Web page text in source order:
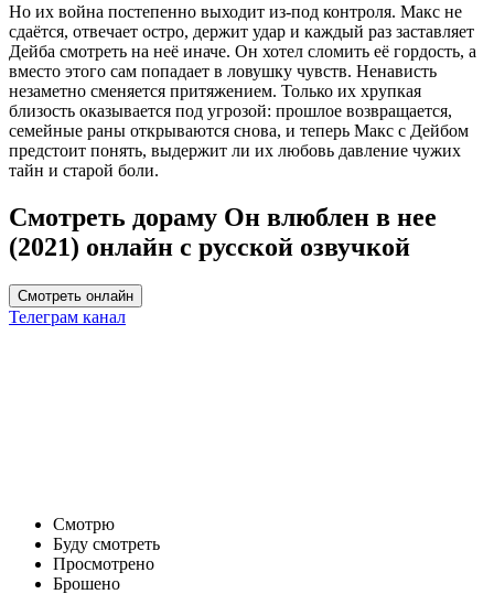
Но их война постепенно выходит из-под контроля. Макс не
сдаётся, отвечает остро, держит удар и каждый раз заставляет
Дейба смотреть на неё иначе. Он хотел сломить её гордость, а
вместо этого сам попадает в ловушку чувств. Ненависть
незаметно сменяется притяжением. Только их хрупкая
близость оказывается под угрозой: прошлое возвращается,
семейные раны открываются снова, и теперь Макс с Дейбом
предстоит понять, выдержит ли их любовь давление чужих
тайн и старой боли.
Смотреть дораму Он влюблен в нее
(2021) онлайн с русской озвучкой
Смотреть онлайн
Телеграм канал
Смотрю
Буду смотреть
Просмотрено
Брошено